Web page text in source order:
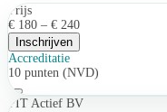
Prijs
€ 180 – € 240
Inschrijven
Accreditatie
10 punten (NVD)
PIT Actief BV